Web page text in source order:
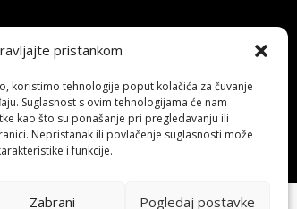
pristankom
koristimo tehnologije poput kolačića za čuvanje
Suglasnost s ovim tehnologijama će nam
kao što su ponašanje pri pregledavanju ili
Nepristanak ili povlačenje suglasnosti može
i funkcije.
Zabrani Pogledaj postavke